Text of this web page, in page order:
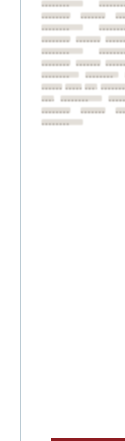
••••••••
••••••••
••••••••
••••••••
••••••••
••••••••
••••••••
••••••••
••••••••
••••••••
••••••••
••••••••••••••••••••••••
••••••••••••••••
••••••••
••••••••
••••••••